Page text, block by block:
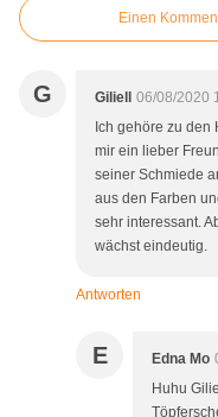
Einen
G Giliell
06/08/2020
Ich gehöre zu
mir ein lieber
seiner Schmiede
aus den Farben
sehr interessant.
wächst eindeutig.
Antworten
E Edna Mo
Huhu